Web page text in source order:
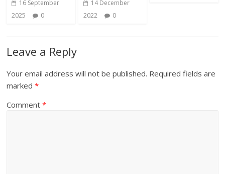
16 September
2025
0
14 December
2022
0
Leave a Reply
Your email address will not be published. Required fields are
marked*
Comment*